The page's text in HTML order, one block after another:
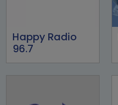
Happy Radio
96.7